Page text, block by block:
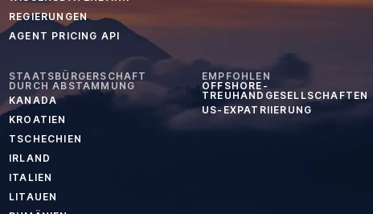
REGIERUNGEN
AGENT PRICING API
STAATSBÜRGERSCHAFT
DURCH ABSTAMMUNG
KANADA
KROATIEN
TSCHECHIEN
IRLAND
ITALIEN
LITAUEN
EMPFOHLEN
OFFSHORE-
TREUHANDGESELLSCHAFTEN
US-EXPATRIIERUNG